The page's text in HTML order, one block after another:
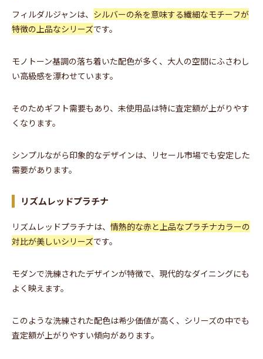
フィルダルジャンは、 シルバーの糸を意味する繊細なモチーフが
特徴の上品なシリーズです。
モノトーン基調の落ち着いた配色が多く、大人の空間にふさわし
い高級感を漂わせています。
そのためギフト需要もあり、未使用品は特に査定額が上がりやす
くなります。
シンプルながら印象的なデザインは、リセール市場でも安定した
需要があります。
リズムレッドプラチナ
リズムレッドプラチナは、 情熱的な赤と上品なプラチナカラーの
対比が美しいシリーズです。
モダンで洗練されたデザインが特徴で、現代的なダイニングにも
よく映えます。
このような洗練された配色は希少価値が高く、シリーズの中でも
査定額が上がりやすい傾向があります。